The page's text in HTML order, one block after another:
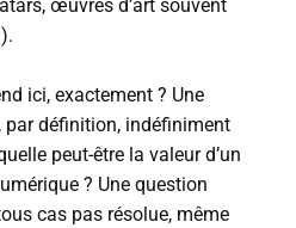
œuvres d’art souvent
ici, exactement ? Une
définition, indéfiniment
peut-être la valeur d’un
? Une question
cas pas résolue, même